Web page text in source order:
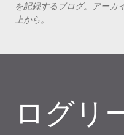
を記録するブログ。アーカ
上から。
ログリ